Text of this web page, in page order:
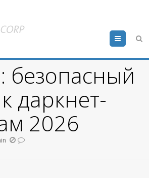
Menu
безопасный
даркнет-
2026